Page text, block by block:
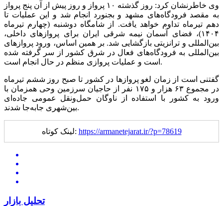
وی خاطرنشان کرد: روز گذشته ۱۰ پرواز و روز پیش از آن پنج پرواز
به مقصد فرودگاه‌های مشهد و بجنورد انجام شد و این عملیات تا
دهم تیرماه تداوم خواهد یافت. از شامگاه دوشنبه (چهارم تیرماه
۱۴۰۴)، فضای آسمان نیمه شرقی ایران برای پروازهای داخلی،
بین‌المللی و ترانزیتی بازگشایی شد. بر همین اساس، ورود پروازهای
بین‌المللی به فرودگاه‌های فعال در شرق کشور از سر گرفته شده
است و عملیات پروازی منظم در حال انجام است.
گفتنی است از زمان لغو پروازها در کشور تا صبح روز ششم تیرماه
در مجموع ۶۳ هزار و ۱۷۵ نفر از حاجیان سرزمین وحی همزمان با
ورود به کشور با استفاده از ناوگان حمل‌ونقل عمومی جاده‌ای
بین‌شهری جابه‌جا شدند.
لینک کوتاه: https://armanetejarat.ir/?p=78619
تحلیل بازار